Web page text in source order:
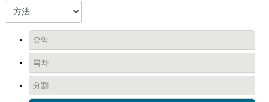
요약
목차
分割